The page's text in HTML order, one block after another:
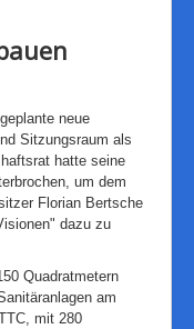
neue
Sitzungsraum als
hatte seine
um dem
Florian Bertsche
dazu zu
Quadratmetern
am
mit 280